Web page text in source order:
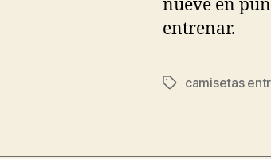
nueve en
entrenar.
Etiquetas
camisetas